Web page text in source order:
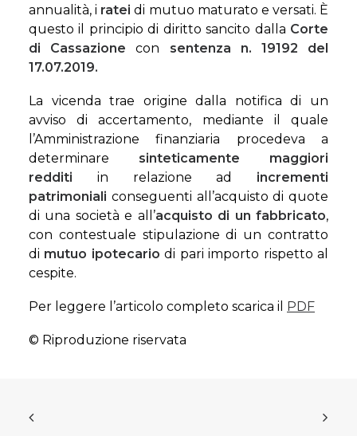
annualità, i ratei di mutuo maturato e versati. È
questo il principio di diritto sancito dalla Corte
di Cassazione con sentenza n. 19192 del
17.07.2019.
La vicenda trae origine dalla notifica di un
avviso di accertamento, mediante il quale
l’Amministrazione finanziaria procedeva a
determinare sinteticamente
maggiori
redditi in relazione ad incrementi
patrimoniali conseguenti all’acquisto di quote
di una società e all’acquisto di un fabbricato,
con contestuale stipulazione di un contratto
di mutuo ipotecario di pari importo rispetto al
cespite.
Per leggere l’articolo completo scarica il PDF
© Riproduzione riservata